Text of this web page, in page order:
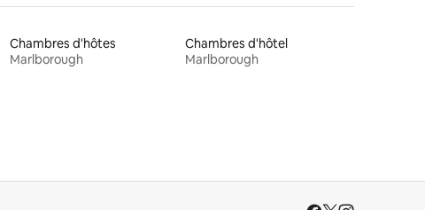
Chambres d'hôtes
Marlborough
Chambres d'hôtel
Marlborough